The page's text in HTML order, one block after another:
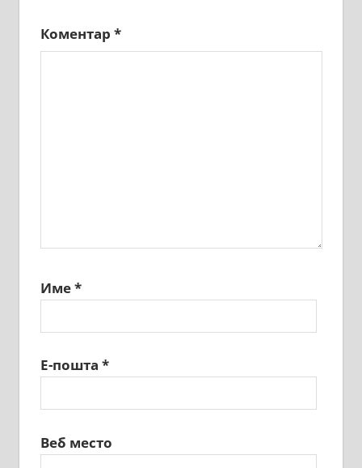
Коментар *
Име*
Е-пошта *
Веб место